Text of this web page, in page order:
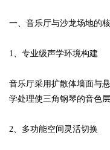
ar
一、音乐厅与沙龙场地的
1、专业级声学环境构建
音乐厅采用扩散体墙面与
学处理使三角钢琴的音色
2、多功能空间灵活切换